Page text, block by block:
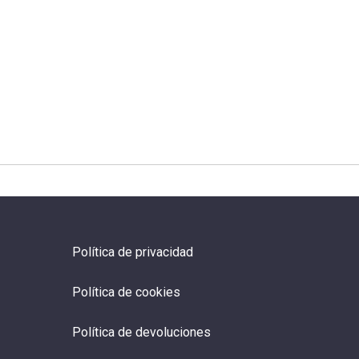
Política de privacidad
Política de cookies
Política de devoluciones